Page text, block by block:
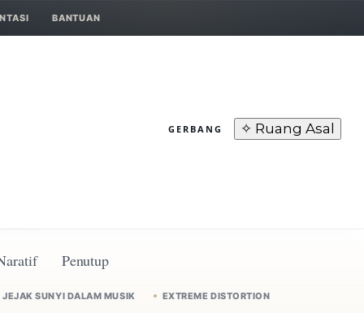
BANTUAN
GERBANG ✧ Ruang Asal
Penutup
JEJAK SUNYI DALAM MUSIK EXTREME DISTORTION